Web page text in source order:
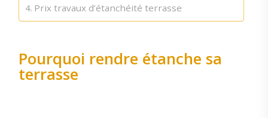
Prix travaux d’étanchéité terrasse
Pourquoi rendre étanche sa
terrasse